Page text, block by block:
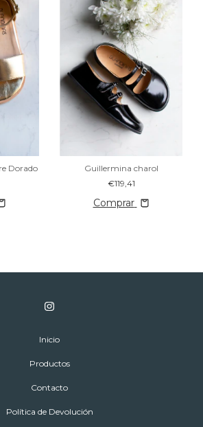
Dorado
Guillermina charol
€119,41
Comprar
Inicio
Productos
Contacto
Política de Devolución